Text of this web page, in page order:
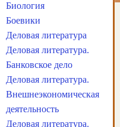
Биология
Боевики
Деловая литература
Деловая литература.
Банковское дело
Деловая литература.
Внешнеэкономическая
деятельность
Деловая литература.